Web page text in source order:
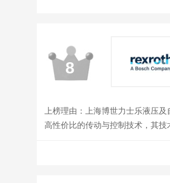
8
上榜理由：上海博世力士乐液压
高性价比的传动与控制技术，其技